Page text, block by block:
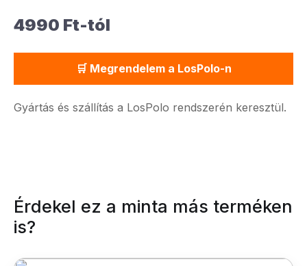
4990 Ft-tól
🛒 Megrendelem a LosPolo-n
Gyártás és szállítás a LosPolo rendszerén keresztül.
Érdekel ez a minta más terméken
is?